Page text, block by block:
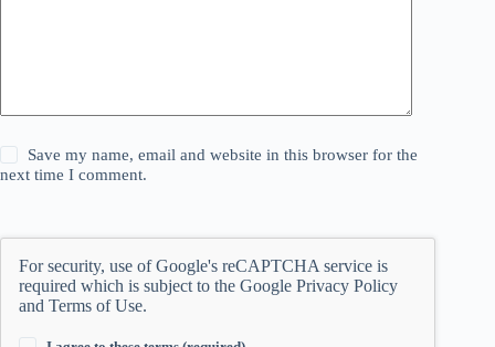
Save my name, email and website in this browser for the
next time I comment.
For security, use of Google's reCAPTCHA service is
required which is subject to the Google Privacy Policy
and Terms of Use.